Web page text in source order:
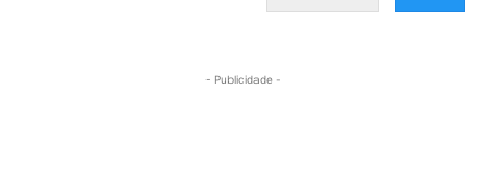
- Publicidade -